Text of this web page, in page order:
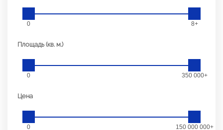
0 8+
Площадь (кв. м.)
0 350 000+
Цена
0 150 000 000+